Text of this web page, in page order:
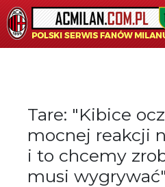
Tare: "Kibice
mocnej reakcji
i to chcemy
musi wygrywać"